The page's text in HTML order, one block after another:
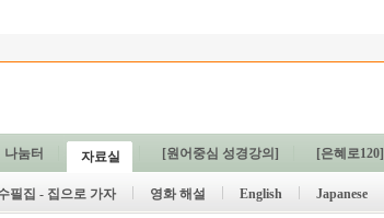
나눔터 자료실 [원어중심 성경강의] [은혜로120]
필집 - 집으로 가자 영화 해설 English Japanese